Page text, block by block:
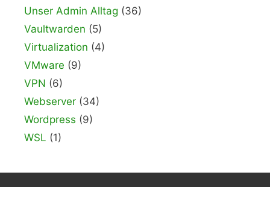
Unser Admin Alltag (36)
Vaultwarden (5)
Virtualization (4)
VMware (9)
VPN (6)
Webserver (34)
Wordpress (9)
WSL (1)